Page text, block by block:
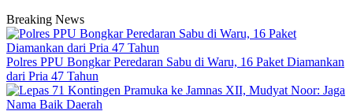
Breaking News
Polres PPU Bongkar Peredaran Sabu di Waru, 16 Paket Diamankan
dari Pria 47 Tahun